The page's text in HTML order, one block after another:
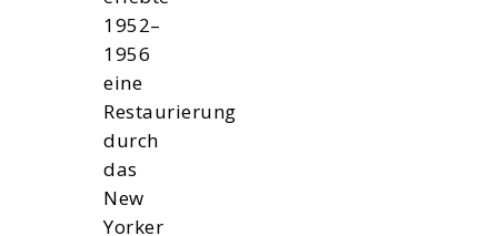
1952–
1956
eine
Restaurierung
durch
das
New
Yorker